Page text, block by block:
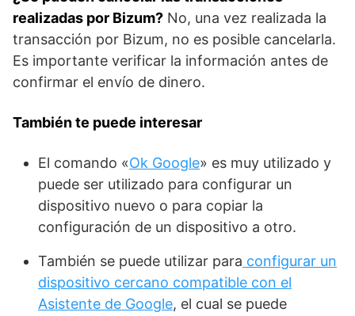
realizadas por Bizum? No, una vez realizada la
transacción por Bizum, no es posible cancelarla.
Es⁢ importante verificar la información antes de
confirmar el envío de dinero.
También te puede interesar
El comando «Ok Google» es muy utilizado y
puede ser utilizado para configurar un
dispositivo nuevo o para copiar la
configuración de un dispositivo a otro.
También se puede utilizar para configurar un
dispositivo cercano compatible con el
Asistente de Google, el cual se puede